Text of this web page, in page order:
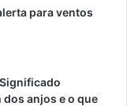
para ventos
anjos e o que